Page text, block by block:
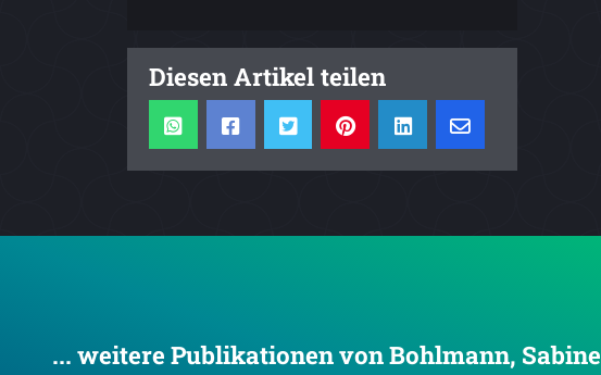
Diesen Artikel teilen
... weitere Publikationen von Bohlmann, Sabine